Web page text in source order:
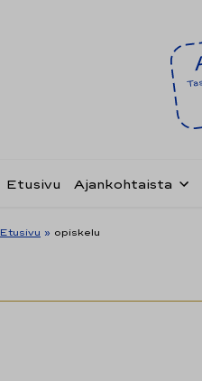
Etusivu Ajankohtaista
Etusivu » opiskelu